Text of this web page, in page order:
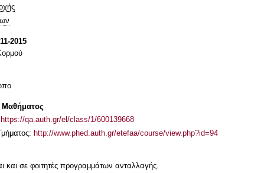
2015
Μαθήματος
https://qa.auth.gr/el/class/1/600139668
http://www.phed.auth.gr/etefaa/course/view.php?id=94
και σε φοιτητές προγραμμάτων ανταλλαγής.